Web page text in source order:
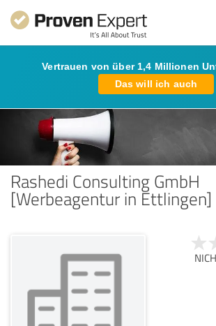
Vertrauen von über 1,4 Millionen
Das will ich auch
Rashedi Consulting GmbH
[Werbeagentur in Ettlingen]